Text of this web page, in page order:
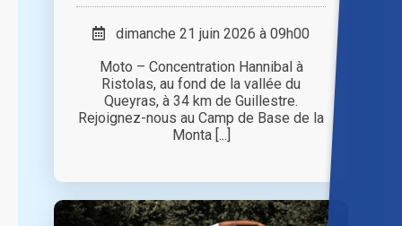
dimanche 21 juin 2026 à 09h00
Moto – Concentration Hannibal à
Ristolas, au fond de la vallée du
Queyras, à 34 km de Guillestre.
Rejoignez-nous au Camp de Base de la
Monta [...]